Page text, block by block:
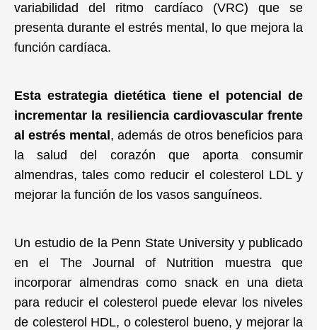
variabilidad del ritmo cardíaco (VRC) que se
presenta durante el estrés mental, lo que mejora la
función cardíaca.
Esta estrategia dietética tiene el potencial de
incrementar la resiliencia cardiovascular frente
al estrés mental , además de otros beneficios para
la salud del corazón que aporta consumir
almendras, tales como reducir el colesterol LDL y
mejorar la función de los vasos sanguíneos.
Un estudio de la Penn State University y publicado
en el The Journal of Nutrition muestra que
incorporar almendras como snack en una dieta
para reducir el colesterol puede elevar los niveles
de colesterol HDL, o colesterol bueno, y mejorar la